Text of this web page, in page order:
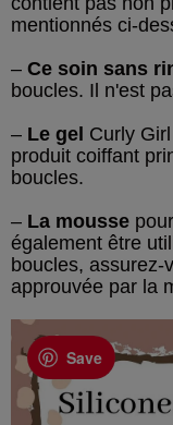
mentionnés ci-
– Ce soin sans
boucles. Il n'est
– Le gel Curly
produit coiffant
boucles.
– La mousse
également être
boucles, assurez-
approuvée par la
Save